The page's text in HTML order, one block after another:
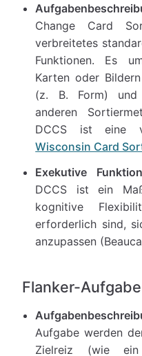
Change Card
verbreitetes
Funktionen. Es
Karten oder
(z. B. Form)
anderen
DCCS ist eine
Wisconsin Card
Exekutive
DCCS ist ein
kognitive
erforderlich sind,
anzupassen
Flanker-Aufgabe
Aufgabe werden
Zielreiz (wie